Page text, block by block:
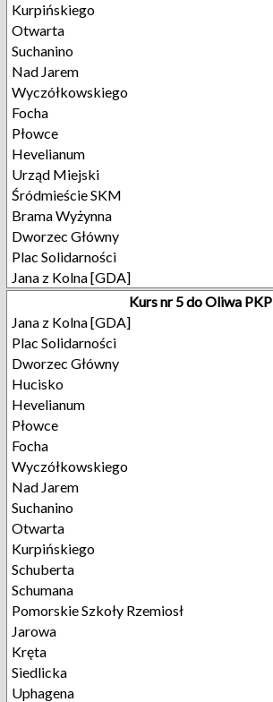
Kurpińskiego
Otwarta
Suchanino
Nad Jarem
Wyczółkowskiego
Focha
Płowce
Hevelianum
Urząd Miejski
Śródmieście SKM
Brama Wyżynna
Dworzec Główny
Plac Solidarności
Jana z Kolna [GDA]
Kurs nr 5 do Oliwa PKP
Jana z Kolna [GDA]
Plac Solidarności
Dworzec Główny
Hucisko
Hevelianum
Płowce
Focha
Wyczółkowskiego
Nad Jarem
Suchanino
Otwarta
Kurpińskiego
Schuberta
Schumana
Pomorskie Szkoły Rzemiosł
Jarowa
Kręta
Siedlicka
Uphagena